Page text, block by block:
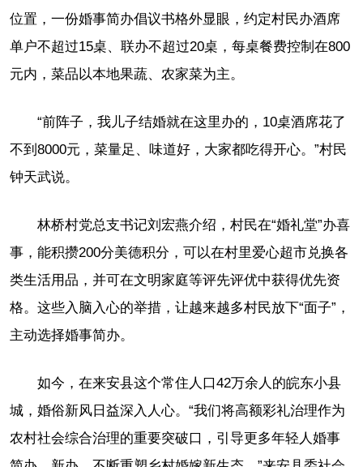
位置，一份婚事简办倡议书格外显眼，约定村民办酒席
单户不超过15桌、联办不超过20桌，每桌餐费控制在800
元内，菜品以本地果蔬、农家菜为主。
“前阵子，我儿子结婚就在这里办的，10桌酒席花了
不到8000元，菜量足、味道好，大家都吃得开心。”村民
钟天武说。
林桥村党总支书记刘宏燕介绍，村民在“婚礼堂”办喜
事，能积攒200分美德积分，可以在村里爱心超市兑换各
类生活用品，并可在文明家庭等评先评优中获得优先资
格。这些入脑入心的举措，让越来越多村民放下“面子”，
主动选择婚事简办。
如今，在来安县这个常住人口42万余人的皖东小县
城，婚俗新风日益深入人心。“我们将高额彩礼治理作为
农村社会综合治理的重要突破口，引导更多年轻人婚事